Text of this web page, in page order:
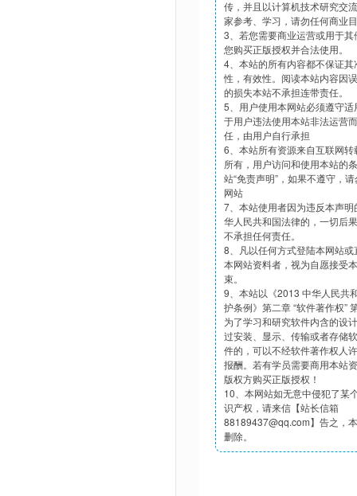
传，并且以计算机技术研究交
家参考、学习，请勿任何商业
3、若您需要商业运营或用于
您购买正版授权并合法使用。
4、本站的所有内容都不保证
性，有效性。阅读本站内容因
的损失本站不承担连带责任。
5、用户使用本网站必须遵守
于用户违法使用本站非法运营
任，由用户自行承担
6、本站所有资源来自互联网
所有，用户访问和使用本站的
站“免责声明”，如果不遵守，
网站
7、本站使用者因为违反本声
华人民共和国法律的，一切后
不承担任何责任。
8、凡以任何方式登陆本网站
本网站资料者，视为自愿接受
束。
9、本站以《2013 中华人民共
护条例》第二章 “软件著作权”
为了学习和研究软件内含的设
过安装、显示、传输或者存储
件的，可以不经软件著作权人
报酬。若有学员需要商用本站
版权方购买正版授权！
10、本网站如无意中侵犯了某
识产权，请来信【站长信箱
88189437@qq.com】告之，
删除。